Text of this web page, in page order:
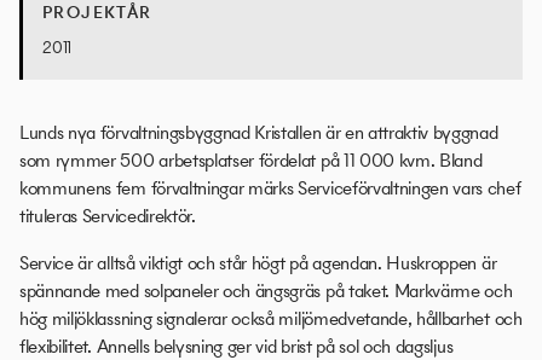
PROJEKTÅR
2011
Lunds nya förvaltningsbyggnad Kristallen är en attraktiv byggnad
som rymmer 500 arbetsplatser fördelat på 11 000 kvm. Bland
kommunens fem förvaltningar märks Serviceförvaltningen vars chef
tituleras Servicedirektör.
Service är alltså viktigt och står högt på agendan. Huskroppen är
spännande med solpaneler och ängsgräs på taket. Markvärme och
hög miljöklassning signalerar också miljömedvetande, hållbarhet och
flexibilitet. Annells belysning ger vid brist på sol och dagsljus